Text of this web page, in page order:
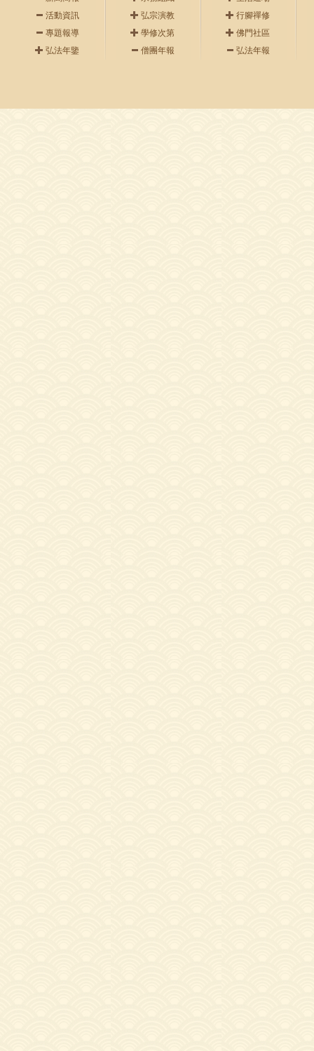
活動資訊
專題報導
弘法年鑒
弘宗演教
學修次第
僧團年報
行腳禪修
佛門社區
弘法年報